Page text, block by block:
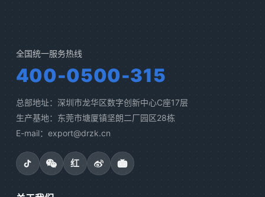
全国统一服务热线
400-0500-315
总部地址：深圳市龙华区数字创新中心C座17层
生产基地：东莞市塘厦镇坚朗二厂园区28栋
E-mail：export@drzk.cn
红